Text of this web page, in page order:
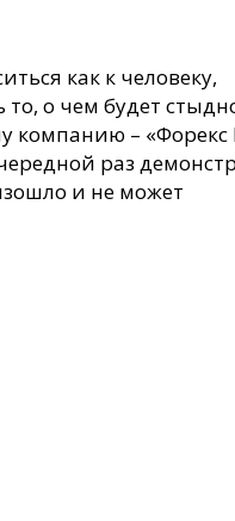
как к человеку,
о чем будет
компанию – «Форекс
раз
и не может